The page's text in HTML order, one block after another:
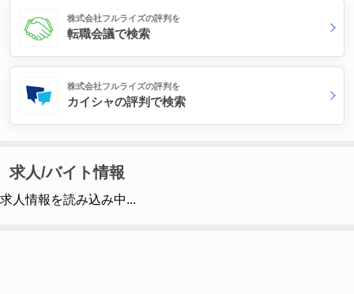
株式会社フルライズの評判を
転職会議で検索
株式会社フルライズの評判を
カイシャの評判で検索
求人/バイト情報
求人情報を読み込み中...